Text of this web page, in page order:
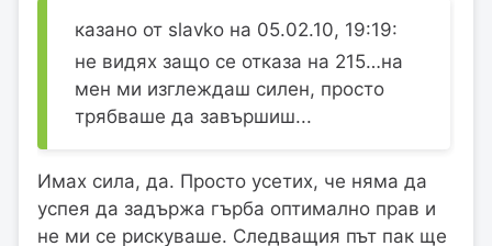
казано от slavko на 05.02.10, 19:19:
не видях защо се отказа на 215…на
мен ми изглеждаш силен, просто
трябваше да завършиш...
Имах сила, да. Просто усетих, че няма да
успея да задържа гърба оптимално прав и
не ми се рискуваше. Следващия път пак ще